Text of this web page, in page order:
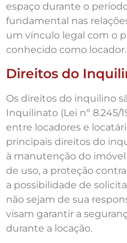
espaço durante o
fundamental nas
um vínculo legal com o
conhecido como locador.
Direitos do
Os direitos do inquilino
Inquilinato (Lei nº 8.245/
entre locadores e
principais direitos do
à manutenção do
de uso, a proteção
a possibilidade de
não sejam de sua
visam garantir a
durante a locação.